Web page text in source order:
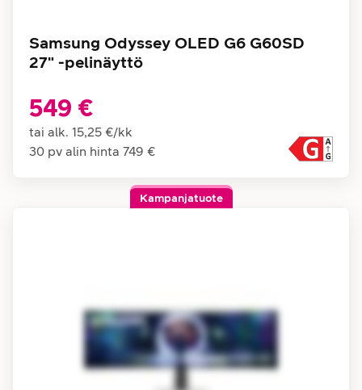
Samsung Odyssey OLED G6 G60SD
27" -pelinäyttö
549 €
tai alk. 15,25 €/kk
30 pv alin hinta 749 €
Kampanjatuote